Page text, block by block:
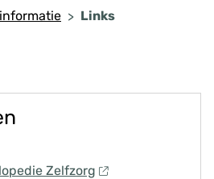
Links
Zelfzorg